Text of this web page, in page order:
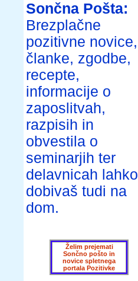
Sončna Pošta:
Brezplačne
pozitivne novice,
članke, zgodbe,
recepte,
informacije o
zaposlitvah,
razpisih in
obvestila o
seminarjih ter
delavnicah lahko
dobivaš tudi na
dom.
Želim prejemati
Sončno pošto in
novice spletnega
portala Pozitivke